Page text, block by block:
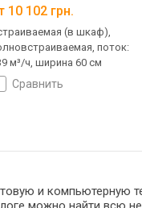
10 102 грн.
(в шкаф),
поток:
м³/ч, ширина 60 см
сравнить
и компьютерную